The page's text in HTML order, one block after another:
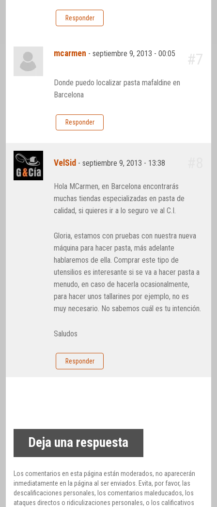
Responder
mcarmen -septiembre 9, 2013 - 00:05 #7
Donde puedo localizar pasta mafaldine en
Barcelona
Responder
VelSid -septiembre 9, 2013 - 13:38
Hola MCarmen, en Barcelona encontrarás
muchas tiendas especializadas en pasta de
calidad, si quieres ir a lo seguro ve al C.I.
Gloria, estamos con pruebas con nuestra nueva
máquina para hacer pasta, más adelante
hablaremos de ella. Comprar este tipo de
utensilios es interesante si se va a hacer pasta a
menudo, en caso de hacerla ocasionalmente,
para hacer unos tallarines por ejemplo, no es
muy necesario. No sabemos cuál es tu intención.
Saludos
Responder
Deja una respuesta
Los comentarios en esta página están moderados, no aparecerán
inmediatamente en la página al ser enviados. Evita, por favor, las
descalificaciones personales, los comentarios maleducados, los
ataques directos o ridiculizaciones personales, o los calificativos